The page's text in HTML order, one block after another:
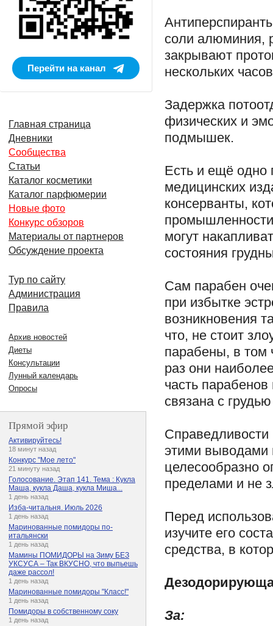
соли алюминия,
закрывают
нескольких
Задержка
физических и
подмышек.
Есть и ещё одно
медицинских
консерванты,
могут
состояния
Сам парабен
при избытке
возникновения
что, не стоит
парабены, в том
раз они
часть
связана с
Справедливости
этими выводами
целесообразно
пределами и не
Перед
изучите его
средства, в
За:
Перейти на канал
Главная страница
Дневники
Сообщества
Статьи
Каталог косметики
Каталог парфюмерии
Новые фото
Конкурс обзоров
Материалы от партнеров
Обсуждение проекта
Тур по сайту
Администрация
Правила
Архив новостей
Диеты
Консультации
Лунный календарь
Опросы
Прямой эфир
Активируйтесь!
18 минут назад
Конкурс "Мое лето"
21 минуту назад
Голосование. Этап 141. Тема : Кукла
Маша, кукла Даша, кукла Миша...
1 день назад
Изба-читальня. Июль 2026
1 день назад
Маринованные помидоры по-
итальянски
1 день назад
Мамины ПОМИДОРЫ на Зиму БЕЗ
УКСУСА – Так ВКУСНО, что выпьешь
даже рассол!
1 день назад
Маринованные помидоры "Класс!"
1 день назад
Помидоры в собственному соку
1 день назад